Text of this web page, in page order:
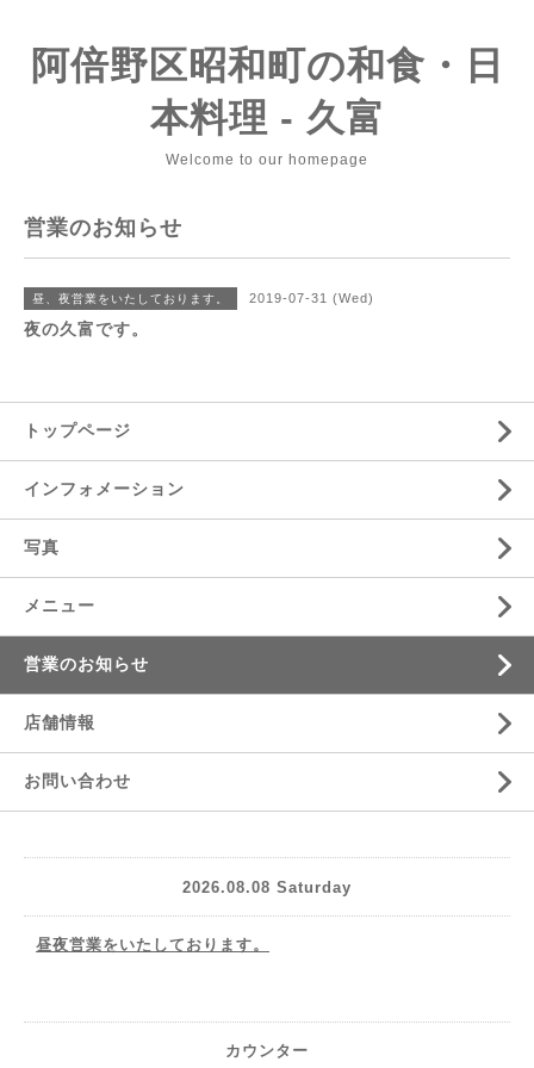
阿倍野区昭和町の和食・日
本料理 - 久富
Welcome to our homepage
営業のお知らせ
昼、夜営業をいたしております。 2019-07-31 (Wed)
夜の久富です。
トップページ
インフォメーション
写真
メニュー
営業のお知らせ
店舗情報
お問い合わせ
2026.08.08 Saturday
昼夜営業をいたしております。
カウンター